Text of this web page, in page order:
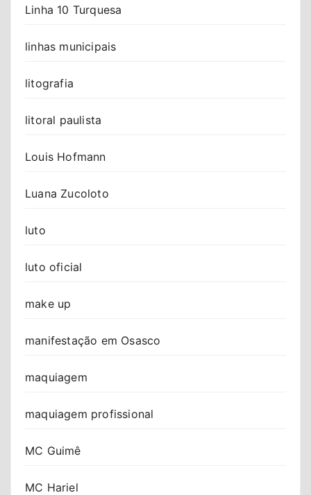
Linha 10 Turquesa
linhas municipais
litografia
litoral paulista
Louis Hofmann
Luana Zucoloto
luto
luto oficial
make up
manifestação em Osasco
maquiagem
maquiagem profissional
MC Guimê
MC Hariel